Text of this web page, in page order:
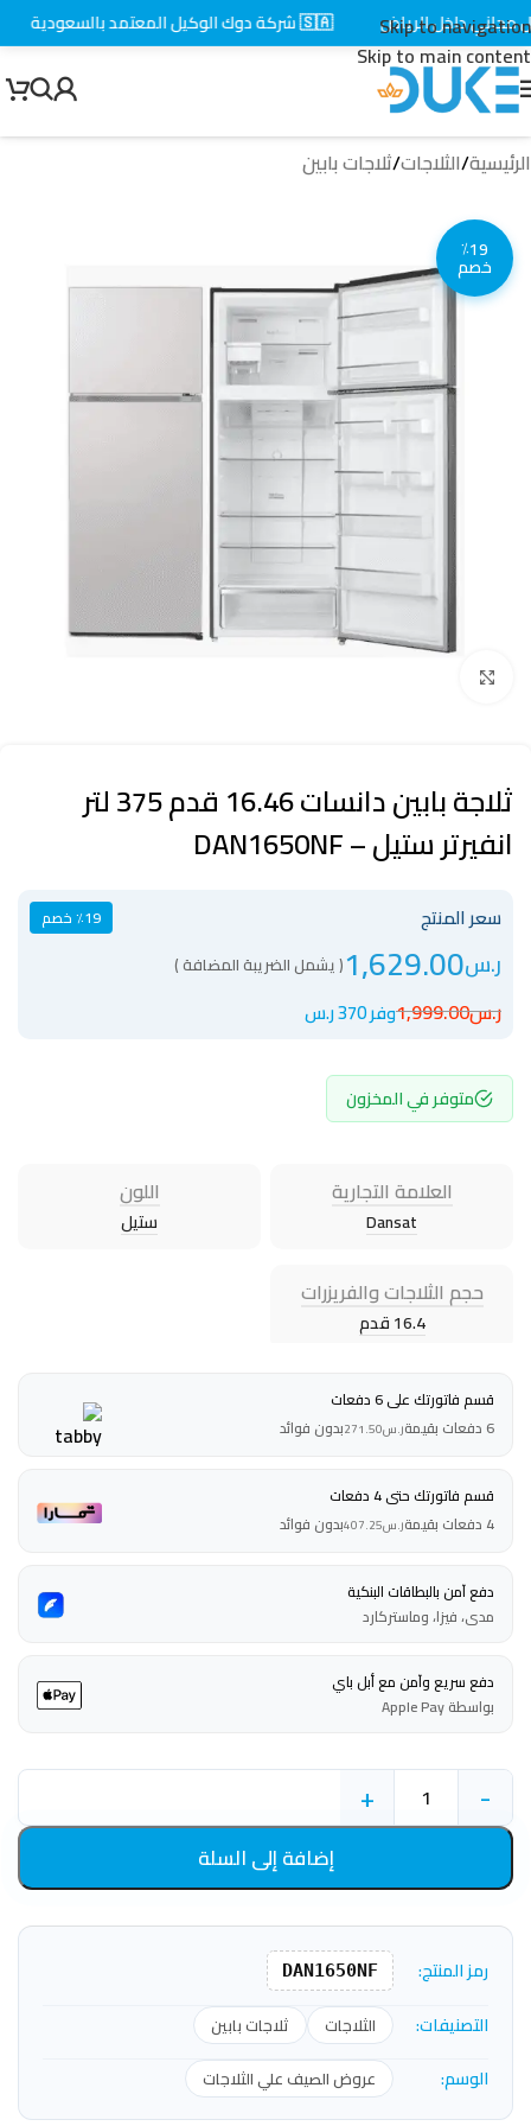
Skip to navigation
Skip to main content
الرئيسية/الثلاجات/ثلاجات بابين
٪19
خصم
ثلاجة بابين دانسات 16.46 قدم 375 لتر
انفيرتر ستيل – DAN1650NF
سعر المنتج ٪19 خصم
ر.س1,629.00( يشمل الضريبة المضافة )
ر.س1,999.00وفر 370 ر.س
متوفر في المخزون
العلامة التجارية
Dansat
اللون
ستيل
حجم الثلاجات والفريزرات
16.4 قدم
قسم فاتورتك على 6 دفعات
6 دفعات بقيمة
ر.س271.50بدون فوائد
قسم فاتورتك حتى 4 دفعات
4 دفعات بقيمة
ر.س407.25بدون فوائد
دفع آمن بالبطاقات البنكية
مدى، فيزا، وماستركارد
دفع سريع وآمن مع أبل باي
بواسطة Apple Pay
-
+
إضافة إلى السلة
رمز المنتج: DAN1650NF
التصنيفات: الثلاجات ثلاجات بابين
الوسم: عروض الصيف علي الثلاجات
داخل الرياض 🇸🇦 شركة دوك الوكيل المعتمد بالسعودية